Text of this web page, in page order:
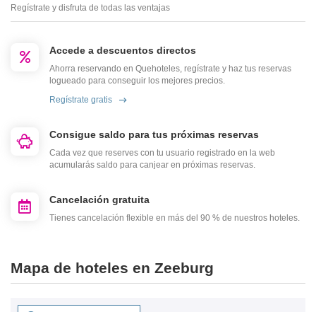
Regístrate y disfruta de todas las ventajas
Accede a descuentos directos
Ahorra reservando en Quehoteles, regístrate y haz tus reservas
logueado para conseguir los mejores precios.
Regístrate gratis
Consigue saldo para tus próximas reservas
Cada vez que reserves con tu usuario registrado en la web
acumularás saldo para canjear en próximas reservas.
Cancelación gratuita
Tienes cancelación flexible en más del 90 % de nuestros hoteles.
Mapa de hoteles en Zeeburg